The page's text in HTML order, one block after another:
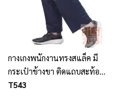
กางเกงพนักงานทรงสแล็ค มี
กระเป๋าข้างขา ติดแถบสะท้อน
แสง 2 เส้น กระดุมสแน็ปฝากระ
T543